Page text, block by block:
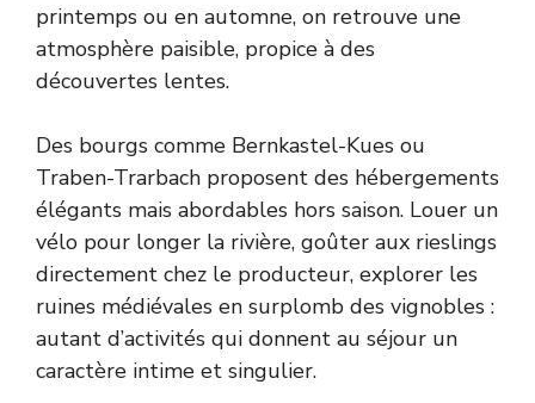
printemps ou en automne, on retrouve une
atmosphère paisible, propice à des
découvertes lentes.
Des bourgs comme Bernkastel-Kues ou
Traben-Trarbach proposent des hébergements
élégants mais abordables hors saison. Louer un
vélo pour longer la rivière, goûter aux rieslings
directement chez le producteur, explorer les
ruines médiévales en surplomb des vignobles :
autant d’activités qui donnent au séjour un
caractère intime et singulier.